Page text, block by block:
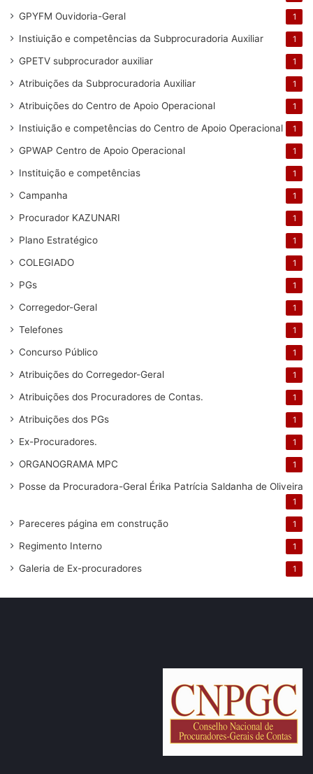
GPYFM Ouvidoria-Geral 1
Instiuição e competências da Subprocuradoria Auxiliar 1
GPETV subprocurador auxiliar 1
Atribuições da Subprocuradoria Auxiliar 1
Atribuições do Centro de Apoio Operacional 1
Instiuição e competências do Centro de Apoio Operacional 1
GPWAP Centro de Apoio Operacional 1
Instituição e competências 1
Campanha 1
Procurador KAZUNARI 1
Plano Estratégico 1
COLEGIADO 1
PGs 1
Corregedor-Geral 1
Telefones 1
Concurso Público 1
Atribuições do Corregedor-Geral 1
Atribuições dos Procuradores de Contas. 1
Atribuições dos PGs 1
Ex-Procuradores. 1
ORGANOGRAMA MPC 1
Posse da Procuradora-Geral Érika Patrícia Saldanha de Oliveira
1
Pareceres página em construção 1
Regimento Interno 1
Galeria de Ex-procuradores 1